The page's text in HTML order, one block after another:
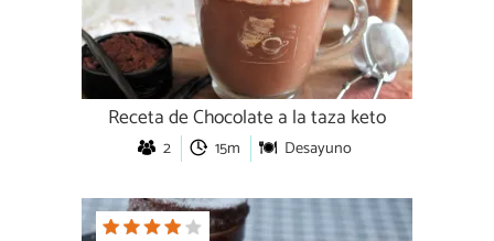
Receta de Chocolate a la taza keto
2 15m Desayuno